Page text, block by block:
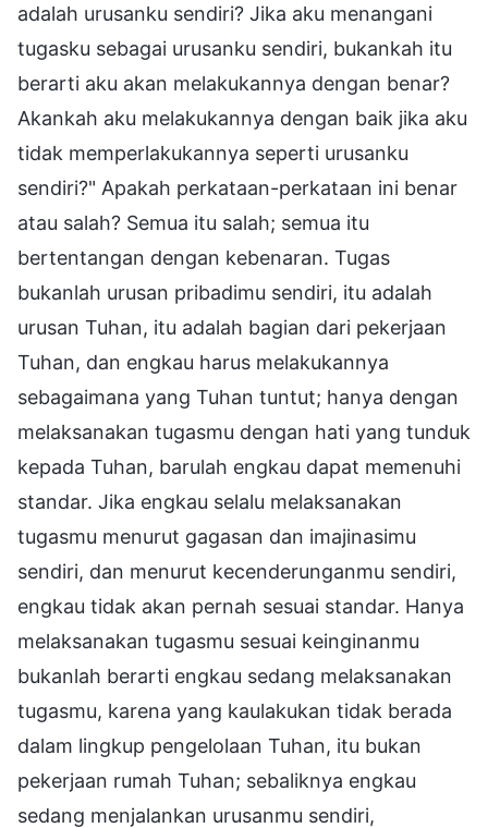
adalah urusanku sendiri? Jika aku menangani
tugasku sebagai urusanku sendiri, bukankah itu
berarti aku akan melakukannya dengan benar?
Akankah aku melakukannya dengan baik jika aku
tidak memperlakukannya seperti urusanku
sendiri?" Apakah perkataan-perkataan ini benar
atau salah? Semua itu salah; semua itu
bertentangan dengan kebenaran. Tugas
bukanlah urusan pribadimu sendiri, itu adalah
urusan Tuhan, itu adalah bagian dari pekerjaan
Tuhan, dan engkau harus melakukannya
sebagaimana yang Tuhan tuntut; hanya dengan
melaksanakan tugasmu dengan hati yang tunduk
kepada Tuhan, barulah engkau dapat memenuhi
standar. Jika engkau selalu melaksanakan
tugasmu menurut gagasan dan imajinasimu
sendiri, dan menurut kecenderunganmu sendiri,
engkau tidak akan pernah sesuai standar. Hanya
melaksanakan tugasmu sesuai keinginanmu
bukanlah berarti engkau sedang melaksanakan
tugasmu, karena yang kaulakukan tidak berada
dalam lingkup pengelolaan Tuhan, itu bukan
pekerjaan rumah Tuhan; sebaliknya engkau
sedang menjalankan urusanmu sendiri,